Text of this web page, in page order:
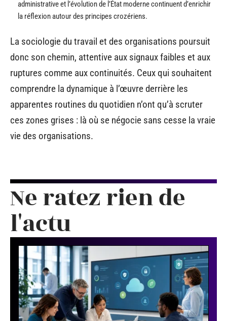
administrative et l’évolution de l’État moderne continuent d’enrichir
la réflexion autour des principes crozériens.
La sociologie du travail et des organisations poursuit
donc son chemin, attentive aux signaux faibles et aux
ruptures comme aux continuités. Ceux qui souhaitent
comprendre la dynamique à l’œuvre derrière les
apparentes routines du quotidien n’ont qu’à scruter
ces zones grises : là où se négocie sans cesse la vraie
vie des organisations.
Ne ratez rien de
l'actu